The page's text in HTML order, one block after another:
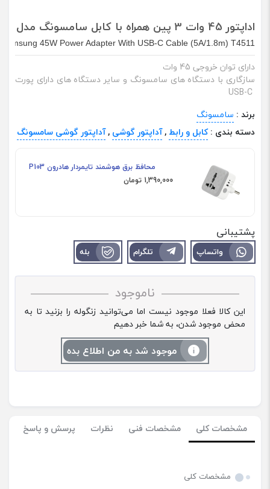
اداپتور 45 وات 3 پین همراه با کابل سامسونگ مدل EP-T4511
Samsung 45W Power Adapter With USB-C Cable (5A/1.8m) T4511
دارای توان خروجی 45 وات
سازگاری با دستگاه‌ های سامسونگ و سایر دستگاه‌ های دارای پورت
برند : سامسونگ
دسته بندی :کابل و رابط ,آداپتور گوشی ,آداپتور گوشی سامسونگ
محافظ برق هوشمند تایمردار هادرون P103
1,390,000 تومان
پشتیبانی
واتساپ تلگرام بله
ناموجود
این کالا فعلا موجود نیست اما می‌توانید زنگوله را بزنید تا به
محض موجود شدن، به شما خبر دهیم
موجود شد به من اطلاع بده
مشخصات کلی مشخصات فنی نظرات پرسش و پاسخ
مشخصات کلی